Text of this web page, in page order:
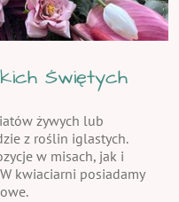
Świętych
żywych lub
z roślin iglastych.
w misach, jak i
kwiaciarni posiadamy